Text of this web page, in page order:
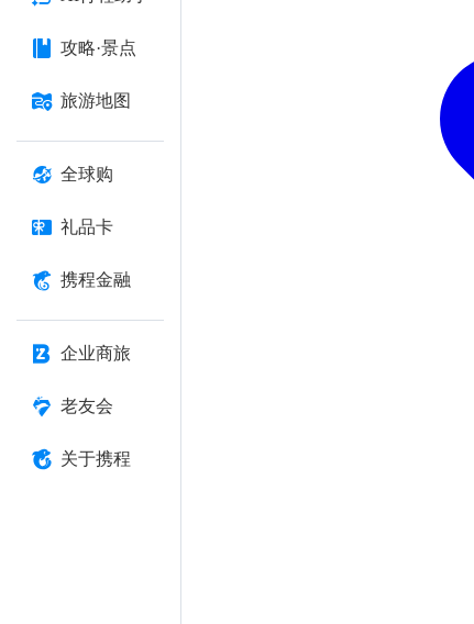
攻略·景点
旅游地图
全球购
礼品卡
携程金融
企业商旅
老友会
关于携程